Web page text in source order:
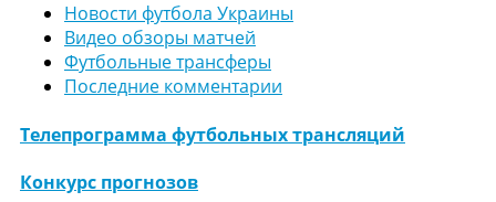
Новости футбола Украины
Видео обзоры матчей
Футбольные трансферы
Последние комментарии
Телепрограмма футбольных трансляций
Конкурс прогнозов